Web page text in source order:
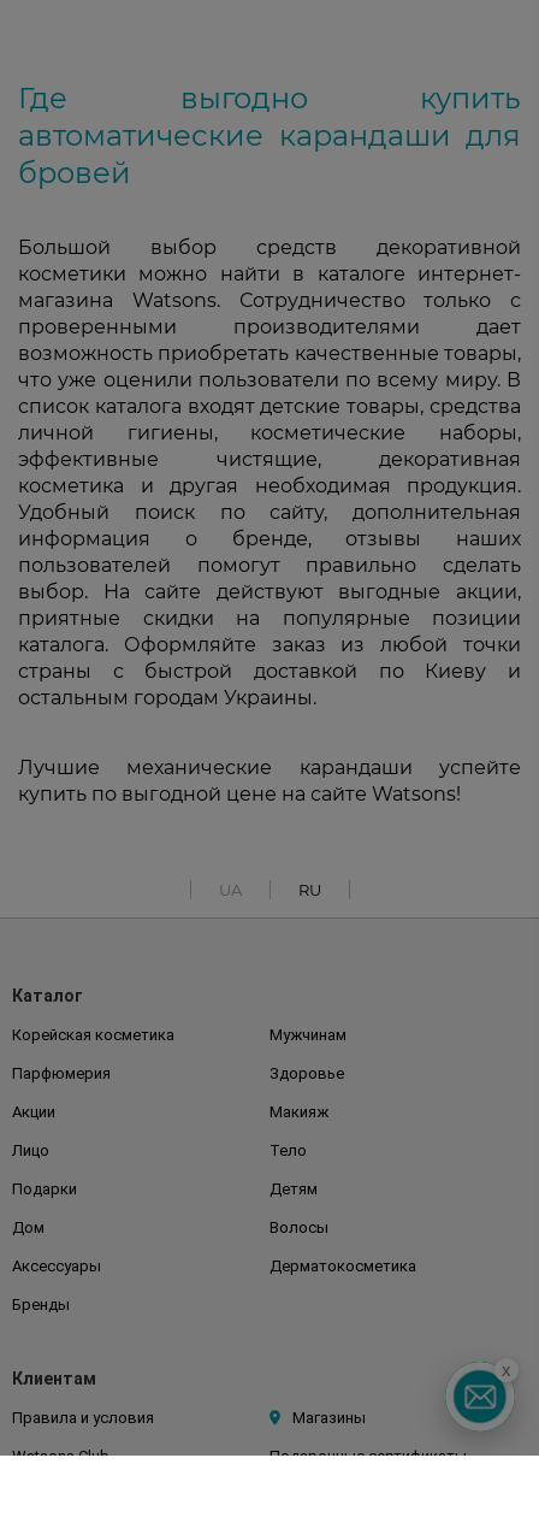
Где выгодно купить
автоматические карандаши для
бровей
Большой выбор средств декоративной
косметики можно найти в каталоге интернет-
магазина Watsons. Сотрудничество только с
проверенными производителями дает
возможность приобретать качественные товары,
что уже оценили пользователи по всему миру. В
список каталога входят детские товары, средства
личной гигиены, косметические наборы,
эффективные чистящие, декоративная
косметика и другая необходимая продукция.
Удобный поиск по сайту, дополнительная
информация о бренде, отзывы наших
пользователей помогут правильно сделать
выбор. На сайте действуют выгодные акции,
приятные скидки на популярные позиции
каталога. Оформляйте заказ из любой точки
страны с быстрой доставкой по Киеву и
остальным городам Украины.
Лучшие механические карандаши успейте
купить по выгодной цене на сайте Watsons!
UA RU
Каталог
Корейская косметика Мужчинам
Парфюмерия Здоровье
Акции Макияж
Лицо Тело
Подарки Детям
Дом Волосы
Аксессуары Дерматокосметика
Бренды
Клиентам
Правила и условия Магазины
Watsons Club Подарочные сертификаты
x